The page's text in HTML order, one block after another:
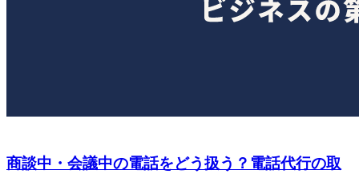
商談中・会議中の電話をどう扱う？電話代行の取